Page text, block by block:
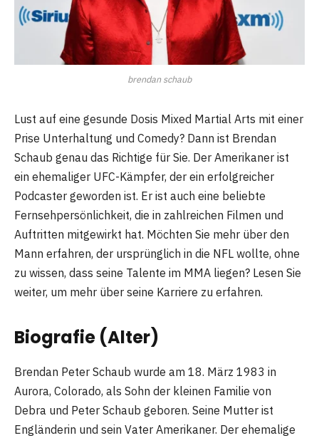
brendan schaub
Lust auf eine gesunde Dosis Mixed Martial Arts mit einer
Prise Unterhaltung und Comedy? Dann ist Brendan
Schaub genau das Richtige für Sie. Der Amerikaner ist
ein ehemaliger UFC-Kämpfer, der ein erfolgreicher
Podcaster geworden ist. Er ist auch eine beliebte
Fernsehpersönlichkeit, die in zahlreichen Filmen und
Auftritten mitgewirkt hat. Möchten Sie mehr über den
Mann erfahren, der ursprünglich in die NFL wollte, ohne
zu wissen, dass seine Talente im MMA liegen? Lesen Sie
weiter, um mehr über seine Karriere zu erfahren.
Biografie (Alter)
Brendan Peter Schaub wurde am 18. März 1983 in
Aurora, Colorado, als Sohn der kleinen Familie von
Debra und Peter Schaub geboren. Seine Mutter ist
Engländerin und sein Vater Amerikaner. Der ehemalige